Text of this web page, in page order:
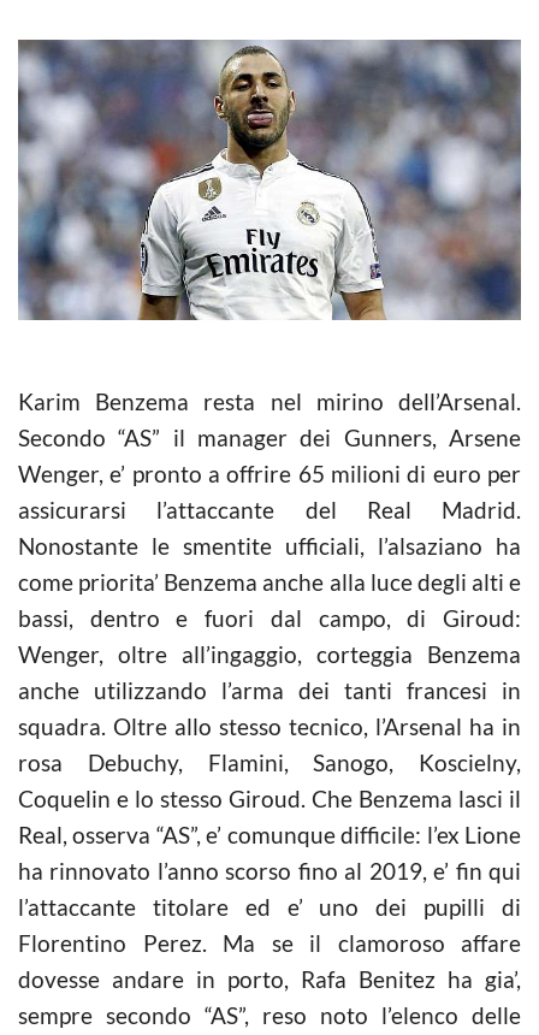
Karim Benzema resta nel mirino dell’Arsenal.
Secondo “AS” il manager dei Gunners, Arsene
Wenger, e’ pronto a offrire 65 milioni di euro per
assicurarsi l’attaccante del Real Madrid.
Nonostante le smentite ufficiali, l’alsaziano ha
come priorita’ Benzema anche alla luce degli alti e
bassi, dentro e fuori dal campo, di Giroud:
Wenger, oltre all’ingaggio, corteggia Benzema
anche utilizzando l’arma dei tanti francesi in
squadra. Oltre allo stesso tecnico, l’Arsenal ha in
rosa Debuchy, Flamini, Sanogo, Koscielny,
Coquelin e lo stesso Giroud. Che Benzema lasci il
Real, osserva “AS”, e’ comunque difficile: l’ex Lione
ha rinnovato l’anno scorso fino al 2019, e’ fin qui
l’attaccante titolare ed e’ uno dei pupilli di
Florentino Perez. Ma se il clamoroso affare
dovesse andare in porto, Rafa Benitez ha gia’,
sempre secondo “AS”, reso noto l’elenco delle